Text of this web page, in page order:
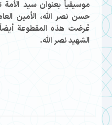
موسيقياً بعنوان سيد الأمة
حسن نصر الله، الأمين
عُرضت هذه المقطوعة
الشهيد نصر الله.